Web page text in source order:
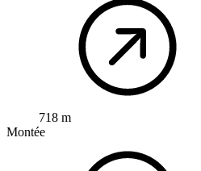
718 m
Montée